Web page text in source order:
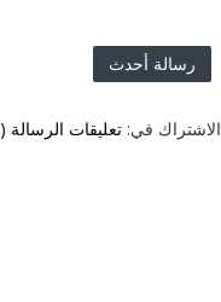
رسالة أحدث
الاشتراك في: تعليقات الرسالة (Atom)